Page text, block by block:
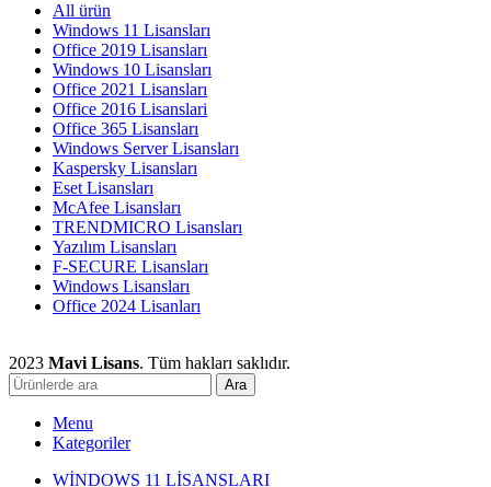
All ürün
Windows 11 Lisansları
Office 2019 Lisansları
Windows 10 Lisansları
Office 2021 Lisansları
Office 2016 Lisanslari
Office 365 Lisansları
Windows Server Lisansları
Kaspersky Lisansları
Eset Lisansları
McAfee Lisansları
TRENDMICRO Lisansları
Yazılım Lisansları
F-SECURE Lisansları
Windows Lisansları
Office 2024 Lisanları
2023 Mavi Lisans. Tüm hakları saklıdır.
Ara
Menu
Kategoriler
WİNDOWS 11 LİSANSLARI